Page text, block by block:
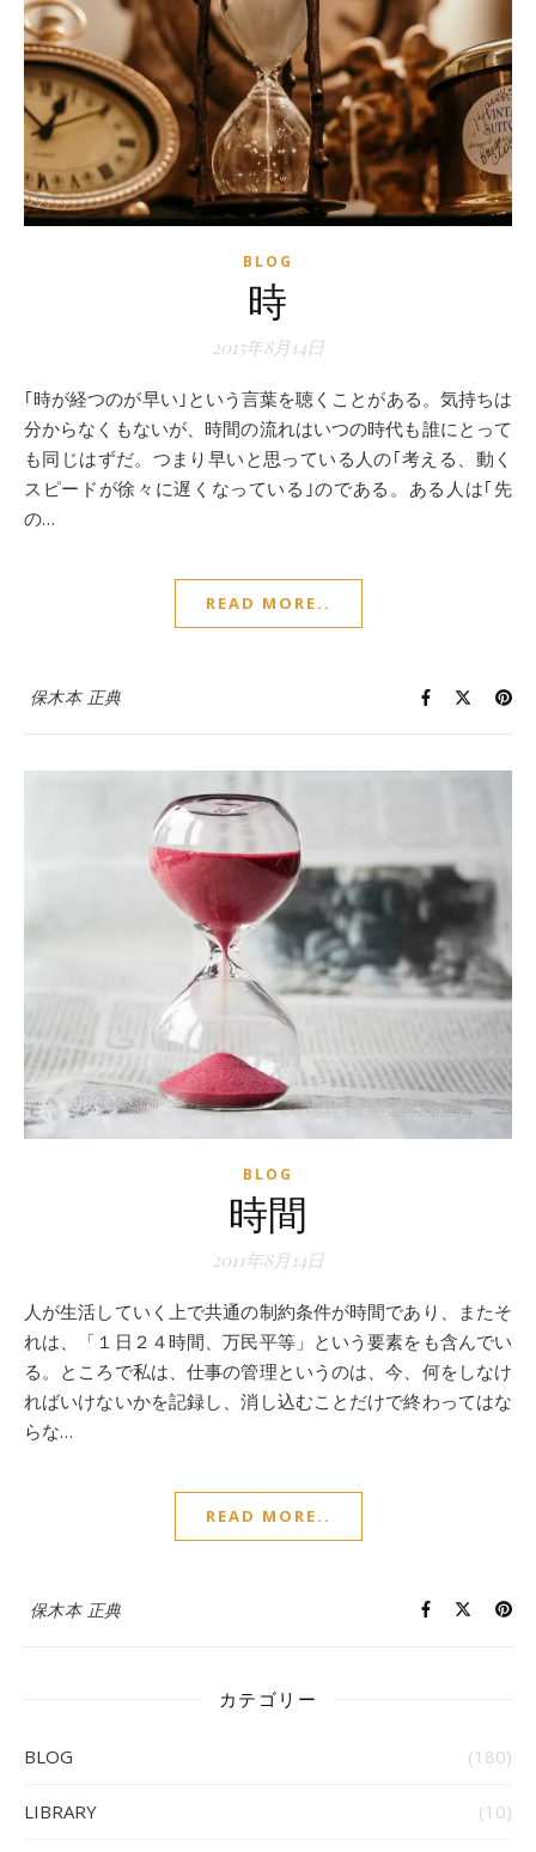
BLOG
時
2015年8月14日
｢時が経つのが早い｣という言葉を聴くことがある。気持ちは
分からなくもないが、時間の流れはいつの時代も誰にとって
も同じはずだ。つまり早いと思っている人の｢考える、動く
スピードが徐々に遅くなっている｣のである。ある人は｢先
の…
READ MORE..
保木本 正典
BLOG
時間
2011年8月14日
人が生活していく上で共通の制約条件が時間であり、またそ
れは、「１日２４時間、万民平等」という要素をも含んでい
る。ところで私は、仕事の管理というのは、今、何をしなけ
ればいけないかを記録し、消し込むことだけで終わってはな
らな…
READ MORE..
保木本 正典
カテゴリー
BLOG (180)
LIBRARY (10)